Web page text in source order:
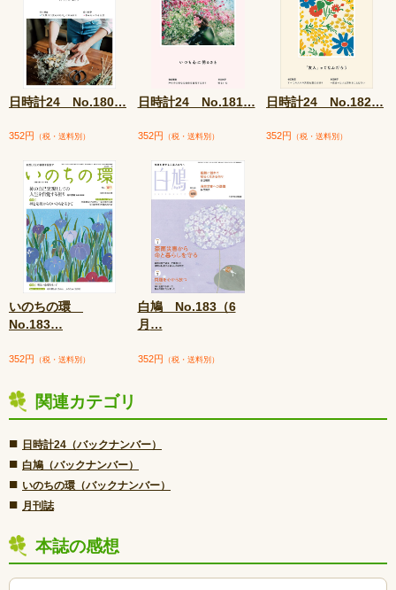
日時計24 No.180…
352円 （税・送料別）
日時計24 No.181…
352円 （税・送料別）
日時計24 No.182…
352円 （税・送料別）
いのちの環
No.183…
352円 （税・送料別）
白鳩 No.183（6
月 …
352円 （税・送料別）
関連カテゴリ
■ 日時計24（バックナンバー）
■ 白鳩（バックナンバー）
■ いのちの環（バックナンバー）
■ 月刊誌
本誌の感想